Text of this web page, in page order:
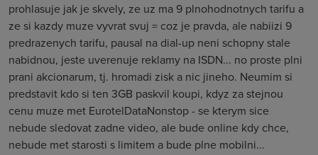
prohlasuje jak je skvely, ze uz ma 9 plnohodnotnych tarifu a
ze si kazdy muze vyvrat svuj = coz je pravda, ale nabiizi 9
predrazenych tarifu, pausal na dial-up neni schopny stale
nabidnou, jeste uverenuje reklamy na ISDN... no proste plni
prani akcionarum, tj. hromadi zisk a nic jineho. Neumim si
predstavit kdo si ten 3GB paskvil koupi, kdyz za stejnou
cenu muze met EurotelDataNonstop - se kterym sice
nebude sledovat zadne video, ale bude online kdy chce,
nebude met starosti s limitem a bude plne mobilni...